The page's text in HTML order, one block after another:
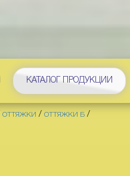
КАТАЛОГ ПРОДУКЦИИ
ОТТЯЖКИ / ОТТЯЖКИ Б /